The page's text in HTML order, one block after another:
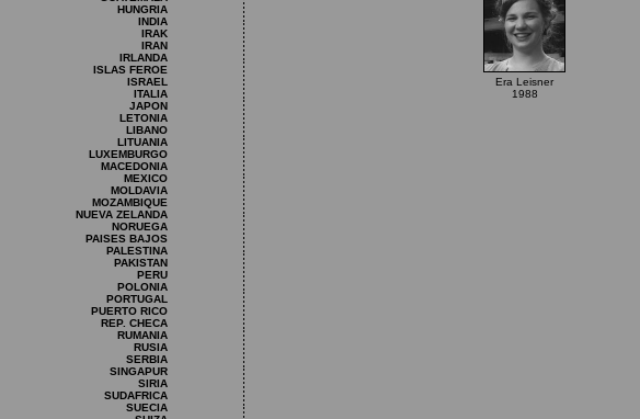
HUNGRIA
INDIA
IRAK
IRAN
IRLANDA
ISLAS FEROE
ISRAEL
ITALIA
JAPON
LETONIA
LIBANO
LITUANIA
LUXEMBURGO
MACEDONIA
MEXICO
MOLDAVIA
MOZAMBIQUE
NUEVA ZELANDA
NORUEGA
PAISES BAJOS
PALESTINA
PAKISTAN
PERU
POLONIA
PORTUGAL
PUERTO RICO
REP. CHECA
RUMANIA
RUSIA
SERBIA
SINGAPUR
SIRIA
SUDAFRICA
SUECIA
Era Leisner
1988